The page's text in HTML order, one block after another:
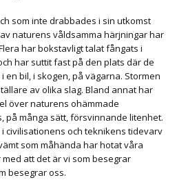
som inte drabbades i sin utkomst
naturens våldsamma härjningar har
har bokstavligt talat fångats i
har suttit fast på den plats där de
en bil, i skogen, på vägarna. Stormen
av olika slag. Bland annat har
över naturens ohämmade
på många sätt, försvinnande litenhet.
civilisationens och teknikens tidevarv
som måhända har hotat våra
att det är vi som besegrar
besegrar oss.